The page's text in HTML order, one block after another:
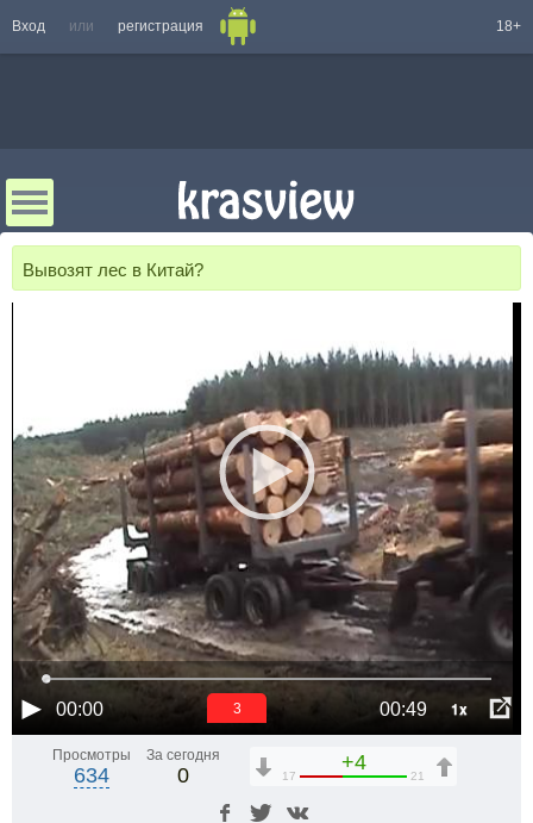
Вход или регистрация 18+
Вывозят лес в Китай?
00:00 00:49 1x
3
Просмотры
634
За сегодня
0
+4
17 21